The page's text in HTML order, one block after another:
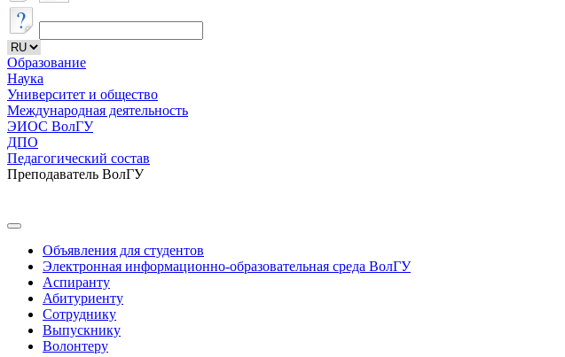
Образование
Наука
Университет и общество
Международная деятельность
ЭИОС ВолГУ
ДПО
Педагогический состав
Преподаватель ВолГУ
Объявления для студентов
Электронная информационно-образовательная среда ВолГУ
Аспиранту
Абитуриенту
Сотруднику
Выпускнику
Волонтеру